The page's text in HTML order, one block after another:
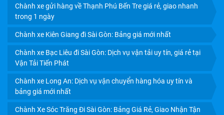
Chành xe gửi hàng về Thạnh Phú Bến Tre giá rẻ, giao nhanh
trong 1 ngày
Chành xe Kiên Giang đi Sài Gòn: Bảng giá mới nhất
Chành xe Bạc Liêu đi Sài Gòn: Dịch vụ vận tải uy tín, giá rẻ tại
Vận Tải Tiến Phát
Chành xe Long An: Dịch vụ vận chuyển hàng hóa uy tín và
bảng giá mới nhất
Chành Xe Sóc Trăng Đi Sài Gòn: Bảng Giá Rẻ, Giao Nhận Tận